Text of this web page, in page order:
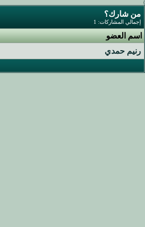
}
من شارك؟
إجمالي المشاركات: 1
اسم العضو
رنيم حمدي